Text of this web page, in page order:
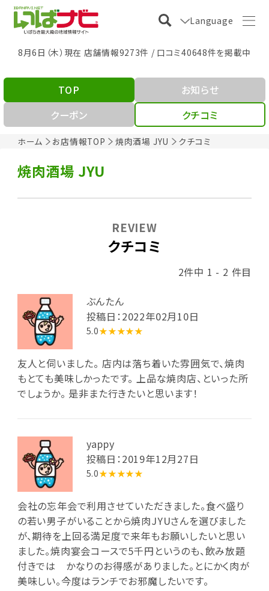
Language
8月6日（木）現在 店舗情報9273件 / 口コミ40648件を掲載中
ホーム お店情報TOP 焼肉酒場 JYU クチコミ
TOP
お知らせ
クーポン
クチコミ
焼肉酒場 JYU
クチコミ
REVIEW
2件中 1 - 2 件目
ぶんたん
投稿日：2022年02月10日
5.0★★★★★
友人と伺いました。 店内は落ち着いた雰囲気で、焼肉
もとても美味しかったです。 上品な焼肉店、といった所
でしょうか。 是非また行きたいと思います！
yappy
投稿日：2019年12月27日
5.0★★★★★
会社の忘年会で利用させていただきました。食べ盛り
の若い男子がいることから焼肉JYUさんを選びました
が、期待を上回る満足度で来年もお願いしたいと思い
ました。焼肉宴会コースで5千円というのも、飲み放題
付きでは かなりのお得感がありました。とにかく肉が
美味しい。今度はランチでお邪魔したいです。